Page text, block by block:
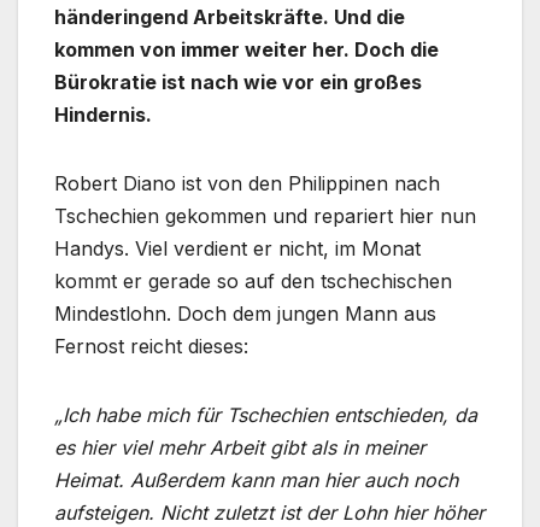
händeringend Arbeitskräfte. Und die
kommen von immer weiter her. Doch die
Bürokratie ist nach wie vor ein großes
Hindernis.
Robert Diano ist von den Philippinen nach
Tschechien gekommen und repariert hier nun
Handys. Viel verdient er nicht, im Monat
kommt er gerade so auf den tschechischen
Mindestlohn. Doch dem jungen Mann aus
Fernost reicht dieses:
„Ich habe mich für Tschechien entschieden, da
es hier viel mehr Arbeit gibt als in meiner
Heimat. Außerdem kann man hier auch noch
aufsteigen. Nicht zuletzt ist der Lohn hier höher